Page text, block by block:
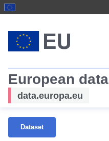
European data
data.europa.eu
Dataset